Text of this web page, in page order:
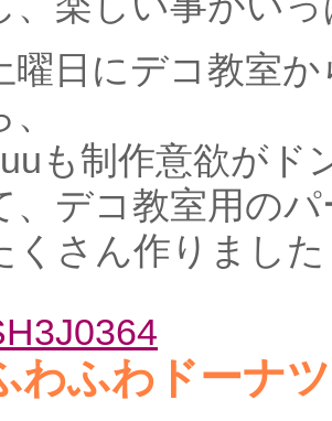
曜日にデコ教室
、
も制作意欲がド
、デコ教室用の
くさん作りました
わふわドーナ